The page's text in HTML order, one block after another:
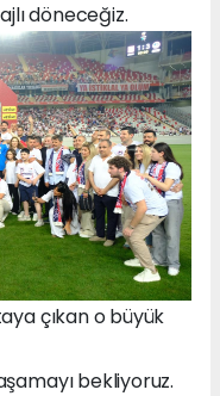
döneceğiz.
çıkan o büyük
bekliyoruz.